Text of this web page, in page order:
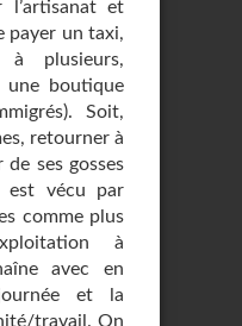
l’artisanat et
payer un taxi,
plusieurs,
boutique
Soit,
retourner à
de ses gosses
est vécu par
comme plus
à
avec en
et la
travail. On